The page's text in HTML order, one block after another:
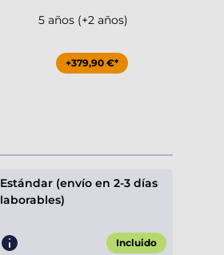
5 años (+2 años)
+379,90 €*
Estándar (envío en 2-3 días
laborables)
Incluido